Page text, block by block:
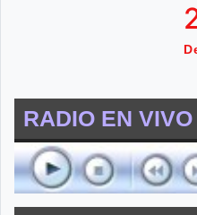
RADIO EN VIVO